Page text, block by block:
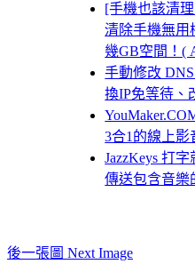
[手機也該清
清除手機無用
幾GB空間！(
手動修改
換IP免等待、
3合1的線上影
JazzKeys 打
傳送包含音樂
後一張圖 Next Image